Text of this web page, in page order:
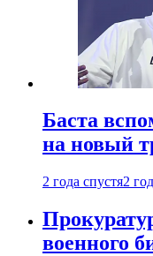
Баста
на новый
2 года спустя2
военного